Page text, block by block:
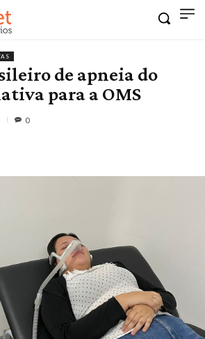
de apneia do
para a OMS
0